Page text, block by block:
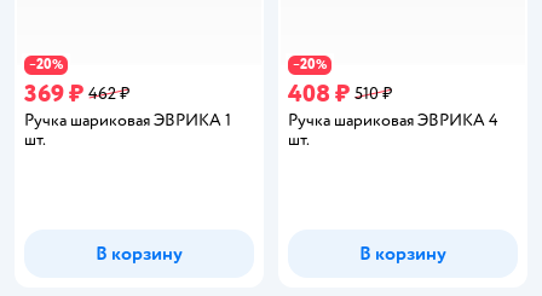
−20%
369 ₽ 462 ₽
Ручка шариковая ЭВРИКА 1
шт.
В корзину
−20%
408 ₽ 510 ₽
Ручка шариковая ЭВРИКА 4
шт.
В корзину